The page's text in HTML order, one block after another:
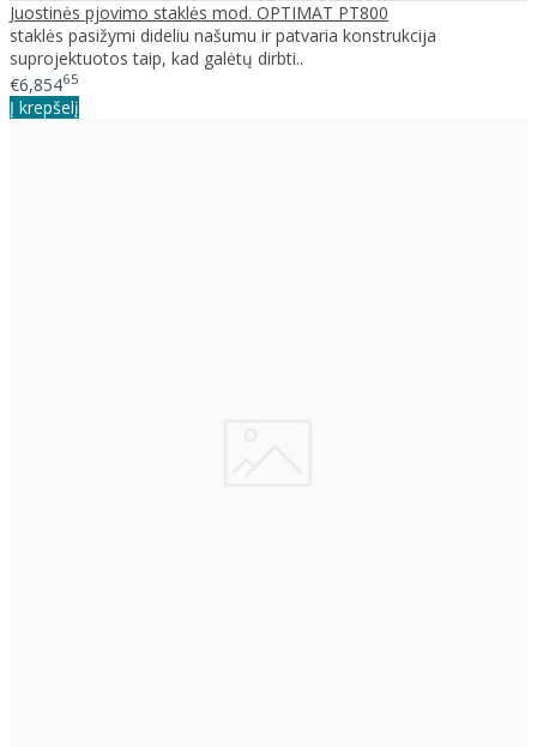
Juostinės pjovimo staklės mod. OPTIMAT PT800
staklės pasižymi dideliu našumu ir patvaria konstrukcija
suprojektuotos taip, kad galėtų dirbti..
€6,85465
Į krepšelį